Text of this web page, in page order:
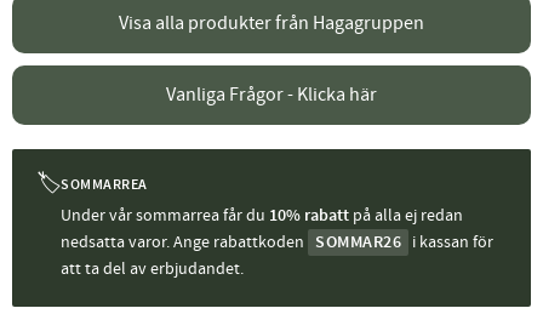
Visa alla produkter från Hagagruppen
Vanliga Frågor - Klicka här
🏷SOMMARREA
Under vår sommarrea får du 10% rabatt på alla ej redan
nedsatta varor. Ange rabattkoden
SOMMAR26 i kassan för
att ta del av erbjudandet.